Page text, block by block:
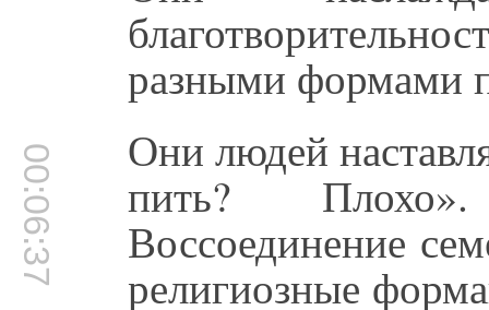
разными формами
00:06:37 Они людей
пить?
Воссоединение
религиозные